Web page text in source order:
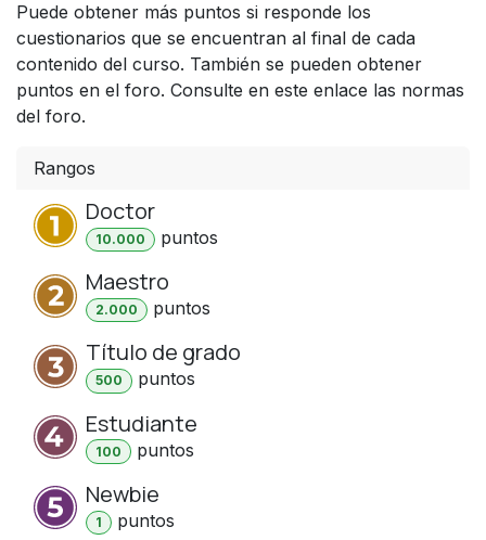
Puede obtener más puntos si responde los
cuestionarios que se encuentran al final de cada
contenido del curso. También se pueden obtener
puntos en el foro. Consulte en este enlace las normas
del foro.
Rangos
Doctor
10.000 puntos
Maestro
2.000 puntos
Título de grado
500 puntos
Estudiante
100 puntos
Newbie
1 puntos